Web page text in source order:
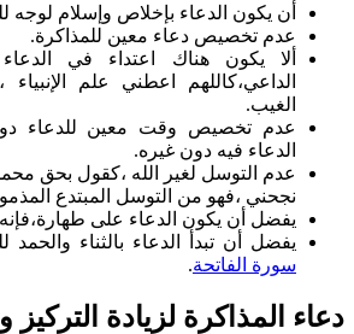
أن يكون الدعاء بإخلاص وإسلام لوجه
عدم تخصيص دعاء معين للمذاكرة.
ألا يكون هناك اعتداء في
الداعي،كاللهم اعطني علم
الغيب.
عدم تخصيص وقت معين للدعاء دون
الدعاء فيه دون غيره.
عدم التوسل لغير الله ،كقول بحق
نجحني ،فهو من التوسل المبتدع
يفضل أن يكون الدعاء على
يفضل أن تبدأ الدعاء بالثناء والحمد
سورة الفاتحة.
دعاء المذاكرة لزيادة التركيز